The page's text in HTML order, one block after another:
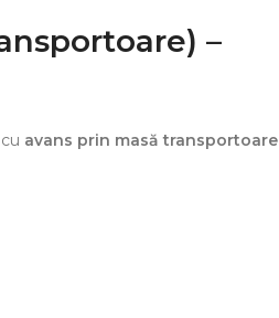
–
avans prin masă transportoare